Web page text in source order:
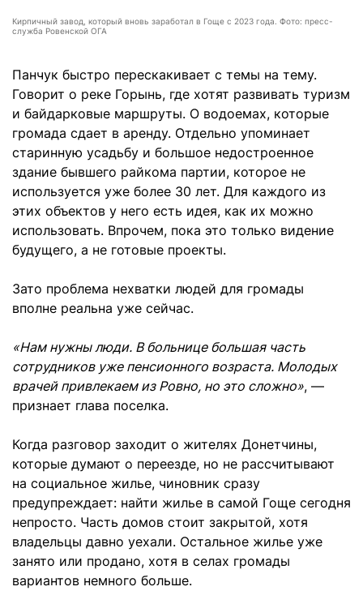
Кирпичный завод, который вновь заработал в Гоще с 2023 года. Фото: пресс-
служба Ровенской ОГА
Панчук быстро перескакивает с темы на тему.
Говорит о реке Горынь, где хотят развивать туризм
и байдарковые маршруты. О водоемах, которые
громада сдает в аренду. Отдельно упоминает
старинную усадьбу и большое недостроенное
здание бывшего райкома партии, которое не
используется уже более 30 лет. Для каждого из
этих объектов у него есть идея, как их можно
использовать. Впрочем, пока это только видение
будущего, а не готовые проекты.
Зато проблема нехватки людей для громады
вполне реальна уже сейчас.
«Нам нужны люди. В больнице большая часть
сотрудников уже пенсионного возраста. Молодых
врачей привлекаем из Ровно, но это сложно», —
признает глава поселка.
Когда разговор заходит о жителях Донетчины,
которые думают о переезде, но не рассчитывают
на социальное жилье, чиновник сразу
предупреждает: найти жилье в самой Гоще сегодня
непросто. Часть домов стоит закрытой, хотя
владельцы давно уехали. Остальное жилье уже
занято или продано, хотя в селах громады
вариантов немного больше.